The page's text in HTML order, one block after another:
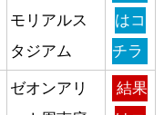
モリアルス
タジアム
はコ
チラ
ゼオンアリ
結果